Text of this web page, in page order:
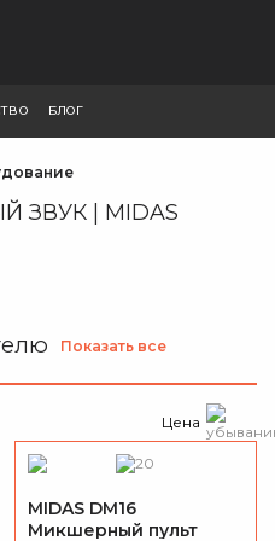
БЛОГ
| MIDAS
Показать все
Цена
MIDAS DM16
Микшерный пульт